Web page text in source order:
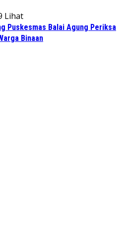
Lihat
Puskesmas Balai Agung Periksa
Binaan